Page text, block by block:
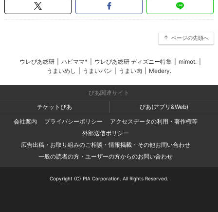
ページの先頭へ
ウレぴあ総研 ハピママ* ウレぴあ総研 ディズニー特集 mimot.
うまいめし
うまいパン うまい肉 Medery.
ぴあ関連サイト
チケットぴあ
ぴあ(アプリ&Web)
会社案内
プライバシーポリシー
アクセスデータの利用・著作権等
外部送信ポリシー
広告出稿・お取り組みのご相談・情報掲載・その他お問い合わせ
一般の読者の方・ユーザーの方からのお問い合わせ
Copyright (C) PIA Corporation. All Rights Reserved.